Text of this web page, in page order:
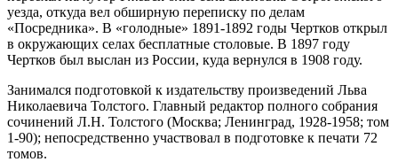
уезда, откуда вел обширную переписку по делам
«Посредника». В «голодные» 1891-1892 годы Чертков открыл
в окружающих селах бесплатные столовые. В 1897 году
Чертков был выслан из России, куда вернулся в 1908 году.
Занимался подготовкой к издательству произведений Льва
Николаевича Толстого. Главный редактор полного собрания
сочинений Л.Н. Толстого (Москва; Ленинград, 1928-1958; том
1-90); непосредственно участвовал в подготовке к печати 72
томов.